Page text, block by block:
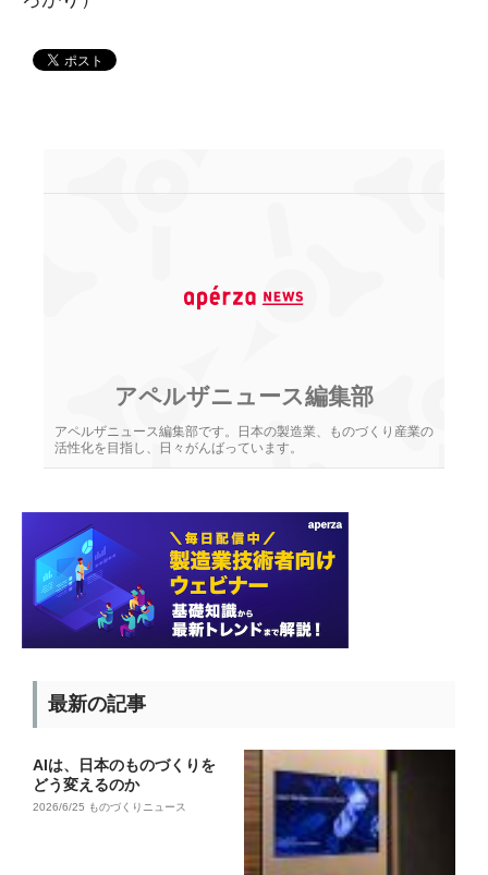
アペルザニュース編集部
アペルザニュース編集部です。日本の製造業、ものづくり産業の
活性化を目指し、日々がんばっています。
最新の記事
AIは、日本のものづくりを
どう変えるのか
2026/6/25 ものづくりニュース